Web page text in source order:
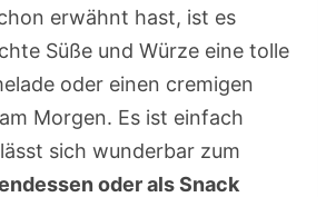
erwähnt hast, ist es
Süße und Würze eine tolle
oder einen cremigen
Morgen. Es ist einfach
sich wunderbar zum
oder als Snack